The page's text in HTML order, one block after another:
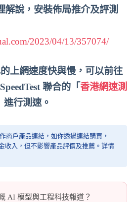
解說，安裝佈局推介及評測
2023/04/13/357074/
上網速度快與慢，可以前往
聯合的「香港網速測
進行測速。
商戶產品連結，如你透過連結購買，
收入，但不影響產品評價及推薦。詳情
AI 模型與工程科技報道？